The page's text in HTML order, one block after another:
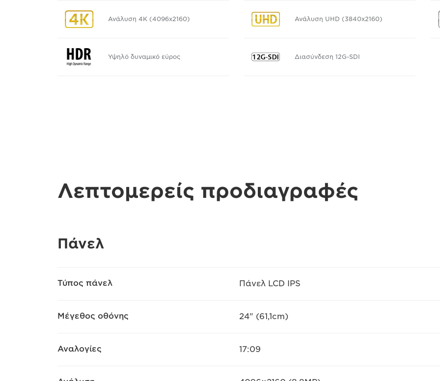
Ανάλυση 4K (4096x2160) Ανάλυση UHD (3840x2160)
Υψηλό δυναμικό εύρος Διασύνδεση 12G-SDI
Λεπτομερείς προδιαγραφές
Πάνελ
Τύπος πάνελ Πάνελ LCD IPS
Μέγεθος οθόνης 24" (61,1cm)
Αναλογίες 17:09